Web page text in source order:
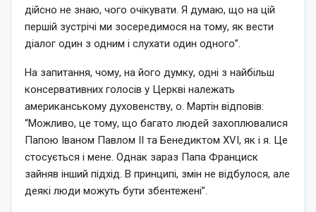
дійсно не знаю, чого очікувати. Я думаю, що на цій
першій зустрічі ми зосередимося на тому, як вести
діалог один з одним і слухати один одного”.
На запитання, чому, на його думку, одні з найбільш
консервативних голосів у Церкві належать
американському духовенству, о. Мартін відповів:
“Можливо, це тому, що багато людей захоплювалися
Папою Іваном Павлом ІІ та Бенедиктом XVI, як і я. Це
стосується і мене. Однак зараз Папа Франциск
зайняв інший підхід. В принципі, змін не відбулося, але
деякі люди можуть бути збентежені”.